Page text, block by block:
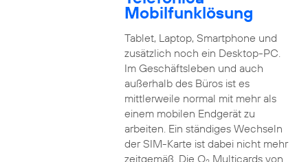
Mobilfunklösung
Tablet, Laptop, Smartphone und
zusätzlich noch ein Desktop-PC.
Im Geschäftsleben und auch
außerhalb des Büros ist es
mittlerweile normal mit mehr als
einem mobilen Endgerät zu
arbeiten. Ein ständiges Wechseln
der SIM-Karte ist dabei nicht mehr
zeitgemäß. Die O Multicards von